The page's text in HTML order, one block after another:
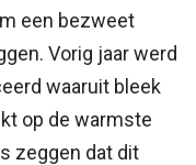
een bezweet
Vorig jaar werd
waaruit bleek
op de warmste
zeggen dat dit